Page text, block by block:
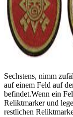
Sechstens, nimm
auf einem Feld auf
befindet.Wenn ein
Reliktmarker und
restlichen